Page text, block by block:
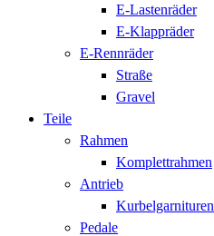
E-Lastenräder
E-Klappräder
E-Rennräder
Straße
Gravel
Teile
Rahmen
Komplettrahmen
Antrieb
Kurbelgarnituren
Pedale